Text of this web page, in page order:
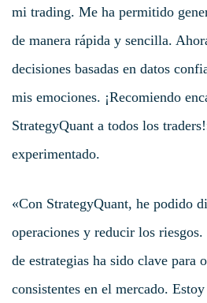
mi trading. Me ha permitido
de manera rápida y sencilla.
decisiones basadas en datos
mis emociones. ¡Recomiendo
StrategyQuant a todos los
experimentado.
«Con StrategyQuant, he podido
operaciones y reducir los
de estrategias ha sido clave para
consistentes en el mercado.